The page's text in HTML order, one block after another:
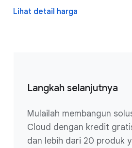
Lihat detail harga
Langkah selanjutnya
Mulailah membangun
Cloud dengan kredit
dan lebih dari 20 produk